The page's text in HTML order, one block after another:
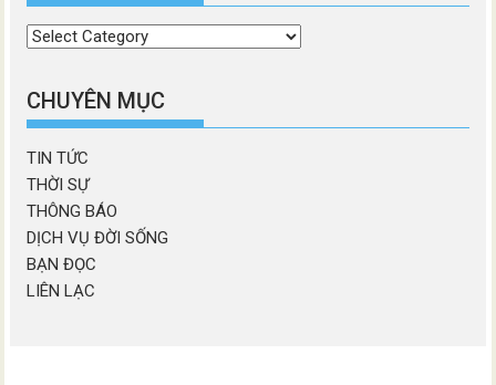
Chọn
mục
CHUYÊN MỤC
TIN TỨC
THỜI SỰ
THÔNG BÁO
DỊCH VỤ ĐỜI SỐNG
BẠN ĐỌC
LIÊN LẠC